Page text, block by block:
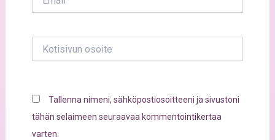
osoite
Tallenna nimeni, sähköpostiosoitteeni ja sivustoni
tähän selaimeen seuraavaa kommentointikertaa
varten.